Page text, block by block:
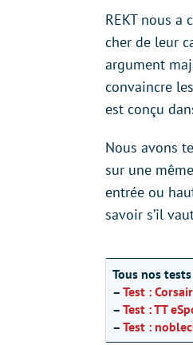
REKT nous a
cher de leur
argument
convaincre
est conçu
Nous avons
sur une
entrée ou
savoir s’il
Tous nos
– Test :
– Test : TT
– Test :